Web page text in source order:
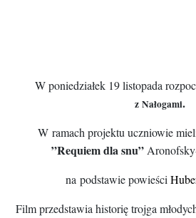
W poniedziałek 19 listopada
z Nałogami.
W ramach projektu uczniowie
”Requiem dla snu”
na podstawie powieści
Film przedstawia historię trojga